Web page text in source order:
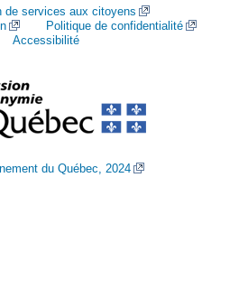
de services aux citoyens
Politique de confidentialité
Accessibilité
du Québec, 2024